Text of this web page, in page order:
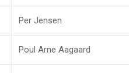
Per Jensen
Poul Arne Aagaard